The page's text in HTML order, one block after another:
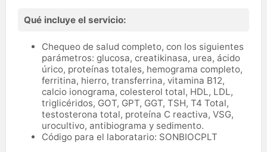
Qué incluye el servicio:
Chequeo de salud completo, con los siguientes
parámetros: glucosa, creatikinasa, urea, ácido
úrico, proteínas totales, hemograma completo,
ferritina, hierro, transferrina, vitamina B12,
calcio ionograma, colesterol total, HDL, LDL,
triglicéridos, GOT, GPT, GGT, TSH, T4 Total,
testosterona total, proteína C reactiva, VSG,
urocultivo, antibiograma y sedimento.
Código para el laboratario: SONBIOCPLT